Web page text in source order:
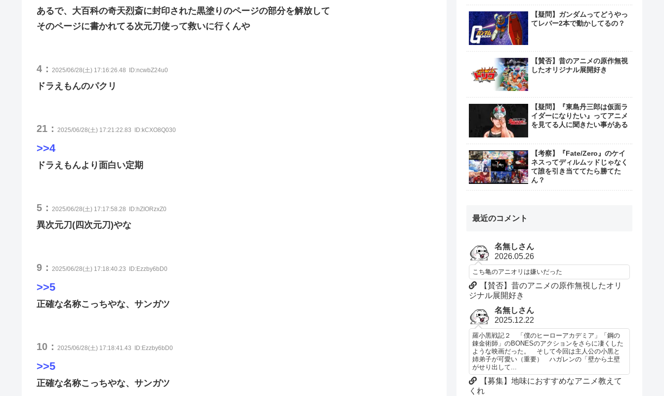
あるで、大百科の奇天烈斎に封印された黒塗りのページの部分を解放して
そのページに書かれてる次元刀使って救いに行くんや
4： 2025/06/28(土) 17:16:26.48 ID:ncwbZ24u0
ドラえもんのパクリ
21： 2025/06/28(土) 17:21:22.83 ID:kCXO8Q030
>>4
ドラえもんより面白い定期
5： 2025/06/28(土) 17:17:58.28 ID:hZIORzxZ0
異次元刀(四次元刀)やな
9： 2025/06/28(土) 17:18:40.23 ID:Ezzby6bD0
>>5
正確な名称こっちやな、サンガツ
10： 2025/06/28(土) 17:18:41.43 ID:Ezzby6bD0
>>5
正確な名称こっちやな、サンガツ
【疑問】ガンダムってどうやっ
てレバー2本で動かしてるの？
【賛否】昔のアニメの原作無視
したオリジナル展開好き
【疑問】『東島丹三郎は仮面ラ
イダーになりたい』ってアニメ
を見てる人に聞きたい事がある
【考察】『Fate/Zero』のケイ
ネスってディルムッドじゃなく
て誰を引き当ててたら勝てた
ん？
最近のコメント
名無しさん
2026.05.26
こち亀のアニオリは嫌いだった
【賛否】昔のアニメの原作無視したオリ
ジナル展開好き
名無しさん
2025.12.22
羅小黒戦記２ 「僕のヒーローアカデミア」「鋼の
錬金術師」のBONESのアクションをさらに凄くした
ような映画だった。 そして今回は主人公の小黒と
姉弟子が可愛い（重要） ハガレンの「壁から土壁
がせり出して...
【募集】地味におすすめなアニメ教えて
くれ